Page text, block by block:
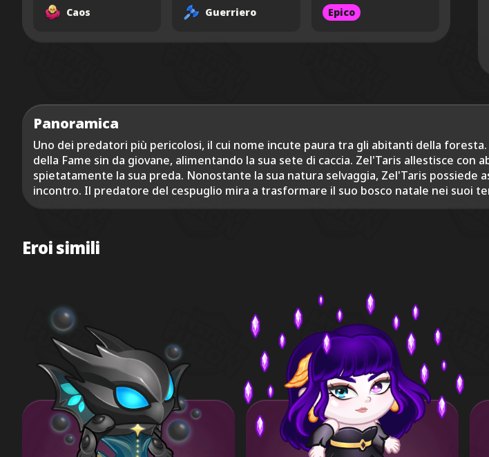
Caos Guerriero Epico
Panoramica
Uno dei predatori più pericolosi, il cui nome incute paura tra gli abitanti della
della Fame sin da giovane, alimentando la sua sete di caccia. Zel'Taris allestisce
spietatamente la sua preda. Nonostante la sua natura selvaggia, Zel'Taris
incontro. Il predatore del cespuglio mira a trasformare il suo bosco natale nei suoi
Eroi simili